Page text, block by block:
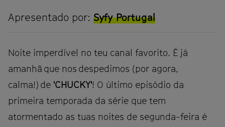
plus
Apresentado por: Syfy Portugal
Noite imperdível no teu canal favorito. É já
amanhã que nos despedimos (por agora,
calma!) de 'CHUCKY'! O último episódio da
primeira temporada da série que tem
atormentado as tuas noites de segunda-feira é